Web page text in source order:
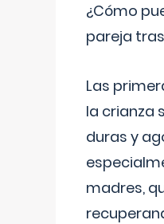
¿Cómo
pareja
Las
la crianza
duras y
madres,